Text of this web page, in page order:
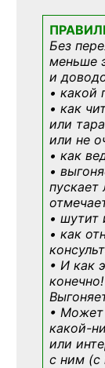
Без
меньше
и
• какой
• как
или
или не
• как
•
пускает
• шутит
• как
• И как
• Может
какой-
или
с ним (с